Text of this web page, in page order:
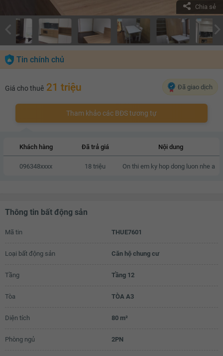
Chia sẻ
Tin chính chủ
Giá cho thuê 21 triệu Đã giao dịch
Tham khảo các BĐS tương tự
Khách hàng Đã trả giá Nội dung
096348xxxx 18 triệu On thi em ky hop dong luon nhe a
Thông tin bất động sản
Mã tin THUE7601
Loại bất động sản Căn hộ chung cư
Tầng Tầng 12
Tòa TÒA A3
Diện tích 80 m²
Phòng ngủ 2PN